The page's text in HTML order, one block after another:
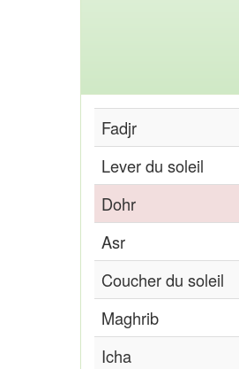
Fadjr
Lever du soleil
Dohr
Asr
Coucher du soleil
Maghrib
Icha